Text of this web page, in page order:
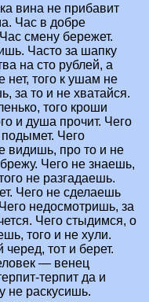
вина не прибавит
Час в добре
смену бережет.
Часто за шапку
на сто рублей, а
нет, того к ушам не
за то и не хватайся.
того кроши
и душа прочит. Чего
Чего
видишь, про то и не
Чего не знаешь,
не разгадаешь.
Чего не сделаешь
недосмотришь, за
Чего стыдимся, о
того и не хули.
тот и берет.
— венец
терпит да и
не раскусишь.